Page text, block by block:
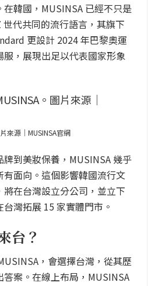
韓國，MUSINSA 已經不只是
代共同的流行語言，其旗下
更設計 2024 年巴黎奧運
，展現出足以代表國家形象
來源｜MUSINSA官網
到美妝保養，MUSINSA 幾乎
面向。這個影響韓國流行文
在台灣設立分公司，並立下
灣拓展 15 家實體門市。
台？
，會選擇台灣，從其歷
案。在線上布局，MUSINSA